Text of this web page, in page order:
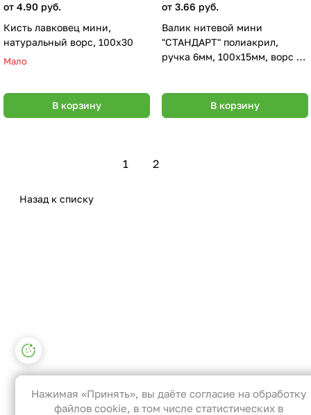
от 4.90 руб.
Кисть лавковец мини,
натуральный ворс, 100х30
Мало
В корзину
от 3.66 руб.
Валик нитевой мини
"СТАНДАРТ" полиакрил,
ручка 6мм, 100х15мм, ворс 11
В корзину
1 2
Назад к списку
Настройки файлов cookie
Функциональные
Эти файлы необходимы для
функционирования сайта и не могут
Нажимая «Принять», вы даёте согласие на обработку
файлов cookie, в том числе статистических в